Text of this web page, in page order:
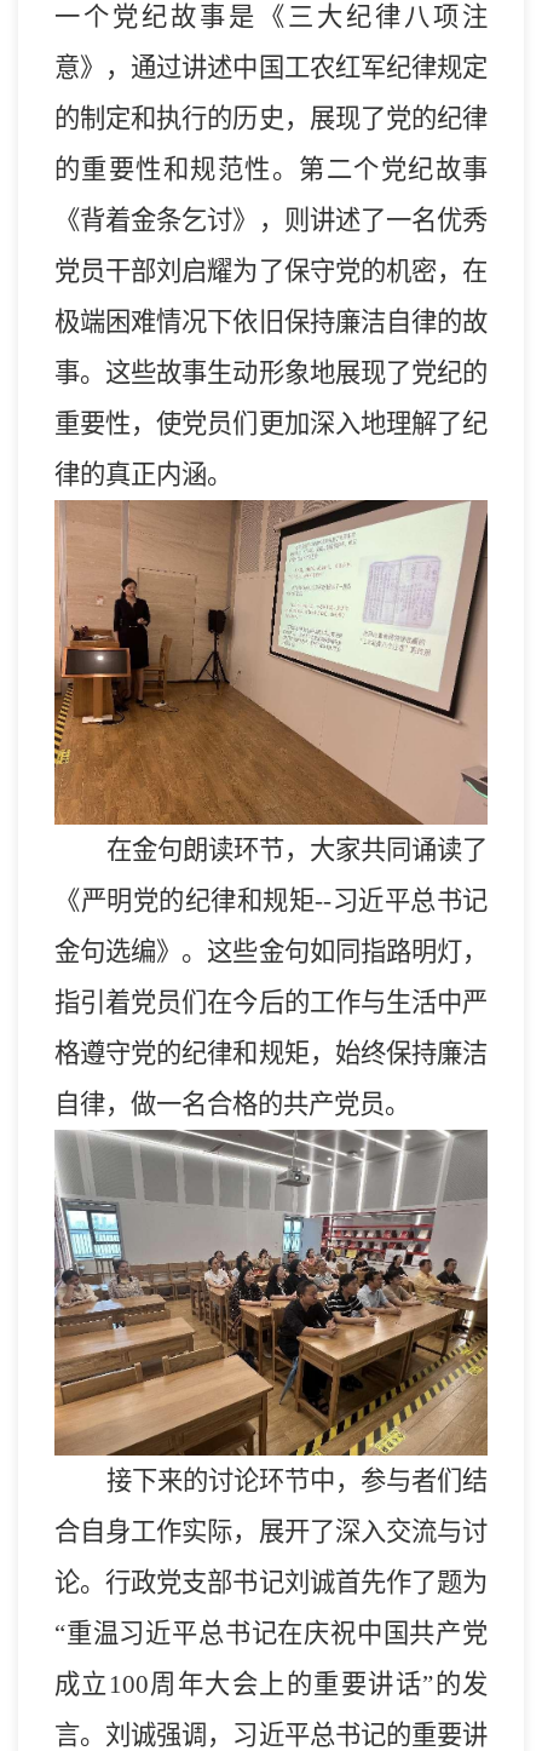
一个党纪故事是《三大纪律八项注
意》，通过讲述中国工农红军纪律规定
的制定和执行的历史 ，展现了党的纪律
的重要性和规范性。第二个党纪故事
《背着金条乞讨》，则讲述了一名优秀
党员干部刘启耀为了保守党的机密，在
极端困难情况下依旧保持廉洁自律的故
事。这些故事生动形象地展现了党纪的
重要性，使党员们更加深入地理解了纪
律的真正内涵。
在金句朗读环节，大家共同诵读了
《严明党的纪律和规矩--习近平总书记
金句选编》。这些金句如同指路明灯，
指引着党员们在今后的工作与生活中严
格遵守党的纪律和规矩，始终保持廉洁
自律，做一名合格的共产党员。
接下来的讨论环节中，参与者们结
合自身工作实际，展开了深入交流与讨
论。行政党支部书记刘诚首先作了题为
“重温习近平总书记在庆祝中国共产党
成立100周年大会上的重要讲话”的发
言。刘诚强调，习近平总书记的重要讲